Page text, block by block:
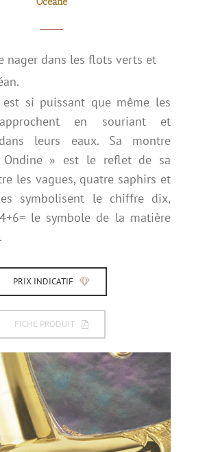
nager dans les flots verts et
est si puissant que même les
en souriant et
dans leurs eaux. Sa montre
Ondine » est le reflet de sa
les vagues, quatre saphirs et
symbolisent le chiffre dix,
le symbole de la matière
PRIX INDICATIF
FICHE PRODUIT